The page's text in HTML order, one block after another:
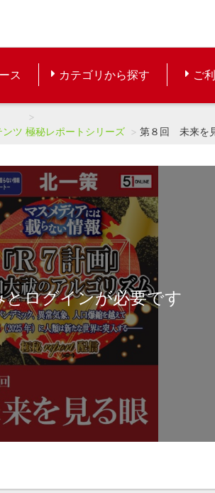
ス カテゴリから探す ご
ンツ 極秘レポートシリーズ 第８回 未来を
とログインが必要です